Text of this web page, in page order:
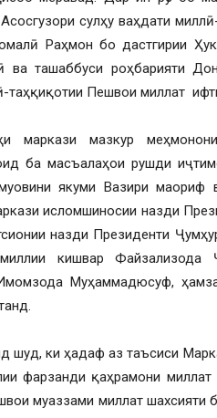
сулҳу ваҳдати
Раҳмон бо дастгирии
ва ташаббуси роҳбарияти
таҳқиқотии Пешвои миллат
маркази мазкур
ба масъалаҳои рушди
якуми Вазири маориф
исломшиносии назди
назди Президенти
кишвар
Муҳаммадюсуф,
шуд, ки ҳадаф аз таъсиси
фарзанди қаҳрамони
муаззами миллат шахсияти